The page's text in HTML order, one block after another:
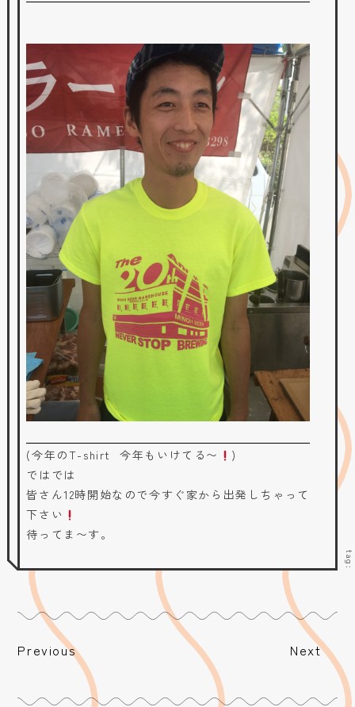
(今年のT-shirt 今年もいけてる〜
)
ではでは
皆さん12時開始なので今すぐ家から出発しちゃって
下さい
待ってま〜す。
Previous Next